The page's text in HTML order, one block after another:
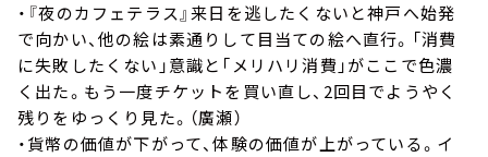
・『夜のカフェテラス』来日を逃したくないと神戸へ始発
で向かい、他の絵は素通りして目当ての絵へ直行。「消費
に失敗したくない」意識と「メリハリ消費」がここで色濃
く出た。もう一度チケットを買い直し、2回目でようやく
残りをゆっくり見た。（廣瀬）
・貨幣の価値が下がって、体験の価値が上がっている。イ